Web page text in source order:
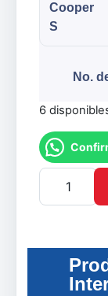
Cooper
S
No.
6